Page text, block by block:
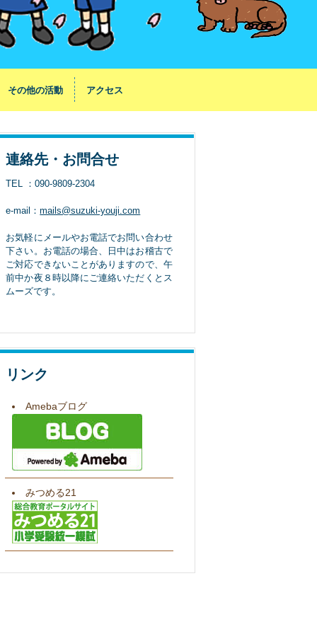
その他の活動 アクセス
連絡先・お問合せ
TEL ：090-9809-2304
e-mail：mails@suzuki-youji.com
お気軽にメールやお電話でお問い合わせ
下さい。お電話の場合、日中はお稽古で
ご対応できないことがありますので、午
前中か夜８時以降にご連絡いただくとス
ムーズです。
リンク
Amebaブログ
みつめる21